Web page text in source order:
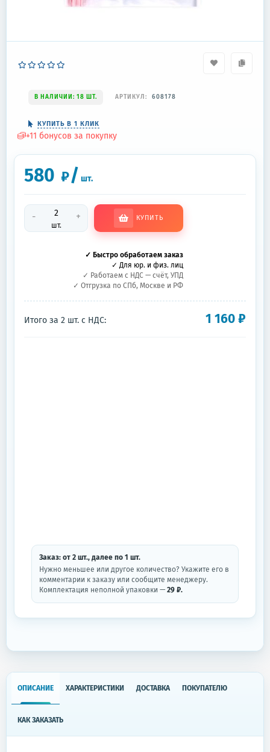
В НАЛИЧИИ: 18 ШТ. АРТИКУЛ: 608178
КУПИТЬ В 1 КЛИК
+11 бонусов за покупку
580 ₽/ шт.
-
шт.
+ КУПИТЬ
✓ Быстро обработаем заказ
✓ Для юр. и физ. лиц
✓ Работаем с НДС — счёт, УПД
✓ Отгрузка по СПб, Москве и РФ
Итого за 2 шт. с НДС: 1 160₽
Заказ: от 2 шт., далее по 1 шт.
Нужно меньшее или другое количество? Укажите его в
комментарии к заказу или сообщите менеджеру.
Комплектация неполной упаковки — 29 ₽.
ОПИСАНИЕ ХАРАКТЕРИСТИКИ ДОСТАВКА ПОКУПАТЕЛЮ
КАК ЗАКАЗАТЬ